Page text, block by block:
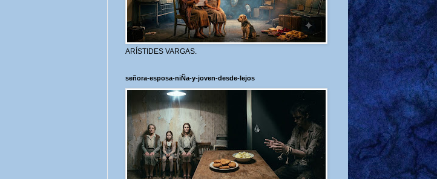
ARÍSTIDES VARGAS.
señora-esposa-niÑa-y-joven-desde-lejos